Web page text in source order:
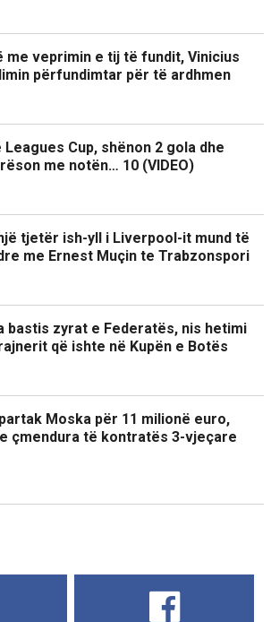
me veprimin e tij të fundit, Vinicius
përfundimtar për të ardhmen
Cup, shënon 2 gola dhe
me notën… 10 (VIDEO)
tjetër ish-yll i Liverpool-it mund të
me Ernest Muçin te Trabzonspori
bastis zyrat e Federatës, nis hetimi
që ishte në Kupën e Botës
Moska për 11 milionë euro,
çmendura të kontratës 3-vjeçare